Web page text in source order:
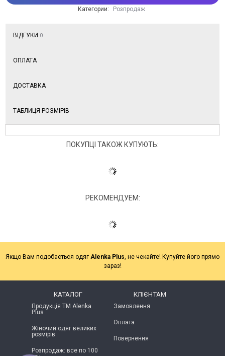
Категории: Розпродаж
ВІДГУКИ 0
ОПЛАТА
ДОСТАВКА
ТАБЛИЦЯ РОЗМІРІВ
ПОКУПЦІ ТАКОЖ КУПУЮТЬ:
РЕКОМЕНДУЕМ:
Якщо Вам подобається одяг Alenka Plus , не чекайте! Купуйте його прямо
зараз!
КАТАЛОГ
Продукція ТМ Alenka
Plus
Жіночий одяг великих
розмірів
Розпродаж: все по 100
КЛІЄНТАМ
Замовлення
Оплата
Повернення